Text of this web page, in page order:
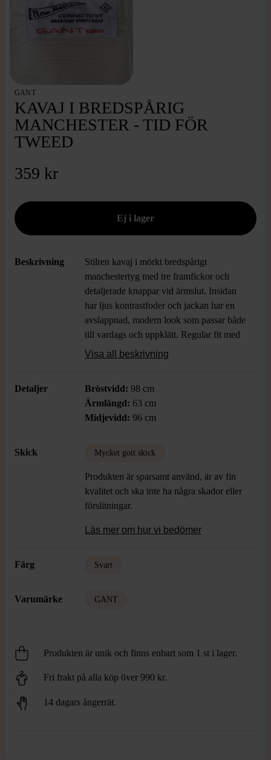
GANT
KAVAJ I BREDSPÅRIG
MANCHESTER - TID FÖR
TWEED
359 kr
Beskrivning
Stilren kavaj i mörkt bredspårigt
manchestertyg med tre framfickor och
detaljerade knappar vid ärmslut. Insidan
har ljus kontrastfoder och jackan har en
avslappnad, modern look som passar både
till vardags och uppklätt. Regular fit med
snygga, mjuka linjer och klassisk krage.
Visa all beskrivning
Detaljer Bröstvidd: 98 cm
Ärmlängd: 63 cm
Midjevidd: 96 cm
Skick Mycket gott skick
Produkten är sparsamt använd, är av fin
kvalitet och ska inte ha några skador eller
förslitningar.
Läs mer om hur vi bedömer
Färg Svart
Varumärke GANT
Produkten är unik och finns enbart som 1 st i lager.
Fri frakt på alla köp över 990 kr.
14 dagars ångerrät.